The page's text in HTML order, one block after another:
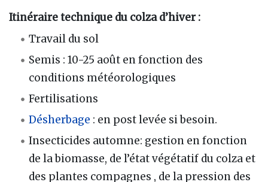
Itinéraire technique du colza d’hiver :
Travail du sol
Semis : 10-25 août en fonction des
conditions météorologiques
Fertilisations
Désherbage : en post levée si besoin.
Insecticides automne: gestion en fonction
de la biomasse, de l’état végétatif du colza et
des plantes compagnes , de la pression des